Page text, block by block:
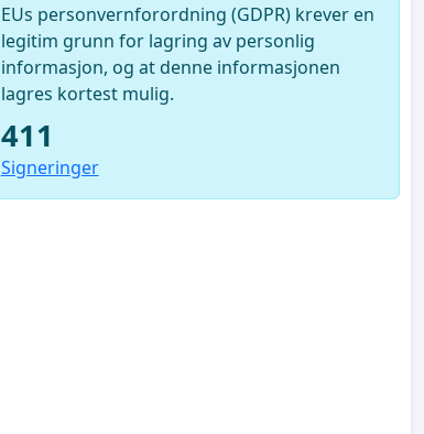
EUs personvernforordning (GDPR) krever en
legitim grunn for lagring av personlig
informasjon, og at denne informasjonen
lagres kortest mulig.
411
Signeringer